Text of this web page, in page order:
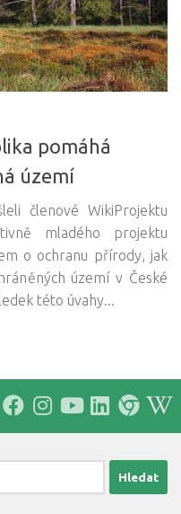
pomáhá
území
členové WikiProjektu
mladého projektu
o ochranu přírody, jak
území v České
této úvahy...